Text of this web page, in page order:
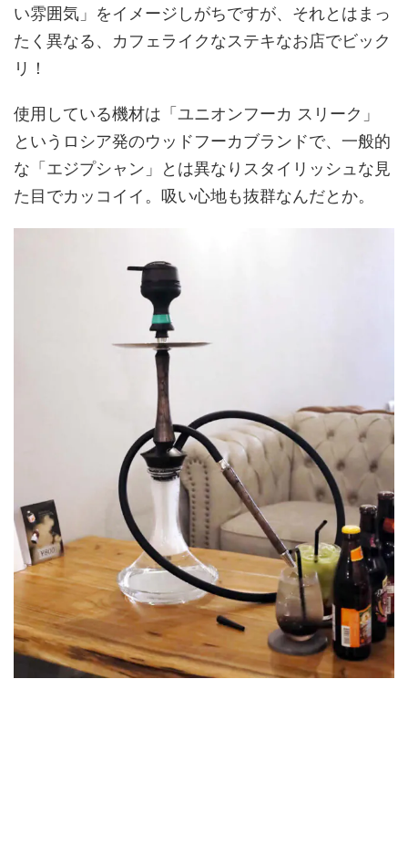
い雰囲気」をイメージしがちですが、それとはまっ
たく異なる、カフェライクなステキなお店でビック
リ！
使用している機材は「ユニオンフーカ スリーク」
というロシア発のウッドフーカブランドで、一般的
な「エジプシャン」とは異なりスタイリッシュな見
た目でカッコイイ。吸い心地も抜群なんだとか。